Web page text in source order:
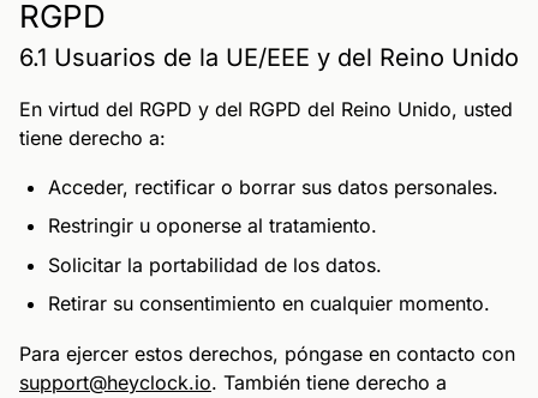
RGPD
6.1 Usuarios de la UE/EEE y del Reino Unido
En virtud del RGPD y del RGPD del Reino Unido, usted
tiene derecho a:
Acceder, rectificar o borrar sus datos personales.
Restringir u oponerse al tratamiento.
Solicitar la portabilidad de los datos.
Retirar su consentimiento en cualquier momento.
Para ejercer estos derechos, póngase en contacto con
support@heyclock.io. También tiene derecho a